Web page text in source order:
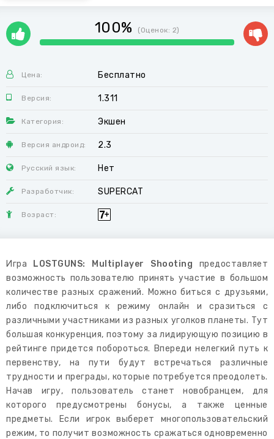
100% (Оценок: 2)
Цена: Бесплатно
Версия: 1.311
Категория: Экшен
Версия андроид: 2.3
Русский язык: Нет
Разработчик: SUPERCAT
Возраст:
Игра LOSTGUNS: Multiplayer Shooting предоставляет
возможность пользователю принять участие в большом
количестве разных сражений. Можно биться с друзьями,
либо подключиться к режиму онлайн и сразиться с
различными участниками из разных уголков планеты. Тут
большая конкуренция, поэтому за лидирующую позицию в
рейтинге придется побороться. Впереди нелегкий путь к
первенству, на пути будут встречаться различные
трудности и преграды, которые потребуется преодолеть.
Начав игру, пользователь станет новобранцем, для
которого предусмотрены бонусы, а также ценные
предметы. Если игрок выберет многопользовательский
режим, то получит возможность сражаться одновременно